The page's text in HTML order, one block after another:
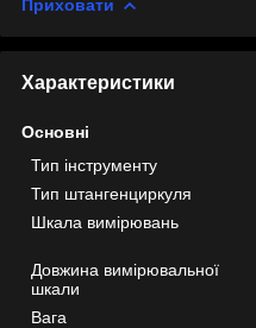
Приховати
Характеристики
Основні
Тип інструменту
Тип штангенциркуля
Шкала вимірювань
Довжина вимірювальної
шкали
Вага